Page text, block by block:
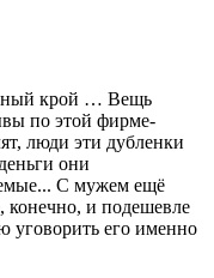
крой … Вещь
по этой фирме-
люди эти дубленки
они
С мужем ещё
конечно, и подешевле
уговорить его именно